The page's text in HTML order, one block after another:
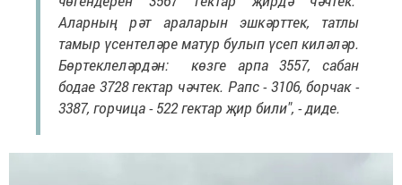
Аларның рәт араларын эшкәрттек, татлы
тамыр үсентеләре матур булып үсеп киләләр.
Бөртеклеләрдән: көзге арпа 3557, сабан
бодае 3728 гектар чәчтек. Рапс - 3106, борчак -
3387, горчица - 522 гектар җир били", - диде.